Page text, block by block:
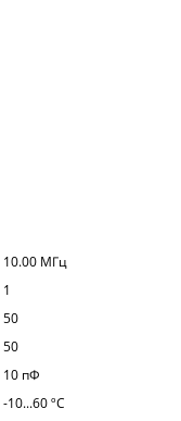
10.00 МГц
1
50
50
10 пФ
-10...60 ºС